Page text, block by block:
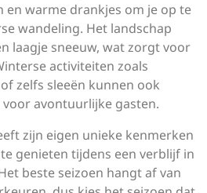
en warme drankjes om je op te
wandeling. Het landschap
laagje sneeuw, wat zorgt voor
activiteiten zoals
zelfs sleeën kunnen ook
avontuurlijke gasten.
zijn eigen unieke kenmerken
genieten tijdens een verblijf in
beste seizoen hangt af van